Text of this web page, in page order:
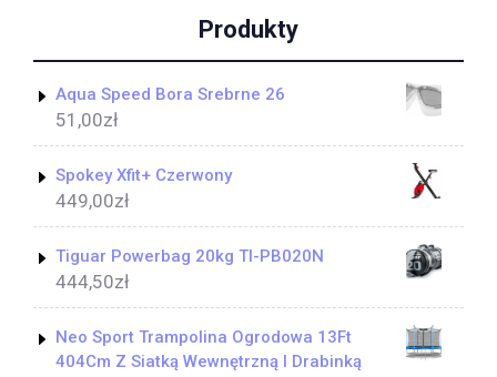
Produkty
Aqua Speed Bora Srebrne 26
51,00zł
Spokey Xfit+ Czerwony
449,00zł
Tiguar Powerbag 20kg TI-PB020N
444,50zł
Neo Sport Trampolina Ogrodowa 13Ft
404Cm Z Siatką Wewnętrzną I Drabinką